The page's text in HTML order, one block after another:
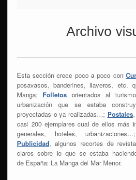
Archivo
Esta sección crece poco a poco con
posavasos, banderines, llaveros, etc.
Manga; Folletosorientados al
urbanización que se estaba
proyectadas o ya realizadas…; Postales
casi 200 ejemplares cual de ellos más
generales, hoteles,
Publicidad, algunos recortes de
claros sobre lo que se estaba
de España: La Manga del Mar Menor.